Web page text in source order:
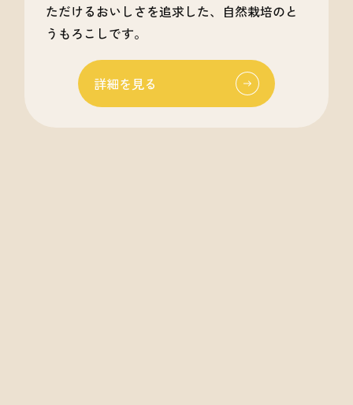
ただけるおいしさを追求した、自然栽培のと
うもろこしです。
詳細を見る